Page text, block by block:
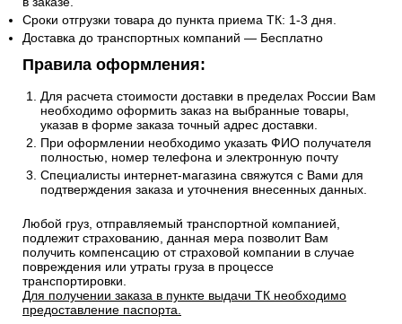
уточняйте у менеджера по телефону
Email sales@1oboi.ru
Стоимость рассчитывается от общего веса/объема товаров
Сроки отгрузки товара до пункта приема ТК: 1-3 дня.
Правила оформления:
Для расчета стоимости доставки в пределах России Вам
необходимо оформить заказ на выбранные товары,
указав в форме заказа точный адрес доставки.
При оформлении необходимо указать ФИО получателя
Специалисты интернет-магазина свяжутся с Вами для
подтверждения заказа и уточнения внесенных данных.
Любой груз, отправляемый транспортной компанией,
подлежит страхованию, данная мера позволит Вам
получить компенсацию от страховой компании в случае
повреждения или утраты груза в процессе